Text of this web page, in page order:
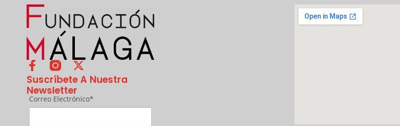
Suscríbete A Nuestra
Newsletter
Correo Electrónico*